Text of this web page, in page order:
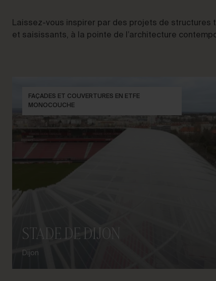
Laissez-vous inspirer par des projets de structures
et saisissants, à la pointe de l’architecture
FAÇADES ET COUVERTURES EN ETFE
MONOCOUCHE
STADE DE DIJON
Dijon